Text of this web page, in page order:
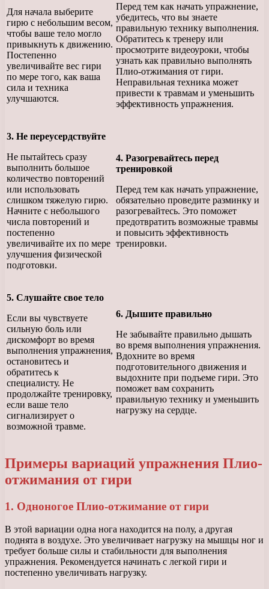
Для начала выберите
гирю с небольшим весом,
чтобы ваше тело могло
привыкнуть к движению.
Постепенно
увеличивайте вес гири
по мере того, как ваша
сила и техника
улучшаются.
Перед тем как начать упражнение,
убедитесь, что вы знаете
правильную технику выполнения.
Обратитесь к тренеру или
просмотрите видеоуроки, чтобы
узнать как правильно выполнять
Плио-отжимания от гири.
Неправильная техника может
привести к травмам и уменьшить
эффективность упражнения.
3. Не переусердствуйте
Не пытайтесь сразу
выполнить большое
количество повторений
или использовать
слишком тяжелую гирю.
Начните с небольшого
числа повторений и
постепенно
увеличивайте их по мере
улучшения физической
подготовки.
4. Разогревайтесь перед
тренировкой
Перед тем как начать упражнение,
обязательно проведите разминку и
разогревайтесь. Это поможет
предотвратить возможные травмы
и повысить эффективность
тренировки.
5. Слушайте свое тело
Если вы чувствуете
сильную боль или
дискомфорт во время
выполнения упражнения,
остановитесь и
обратитесь к
специалисту. Не
продолжайте тренировку,
если ваше тело
сигнализирует о
возможной травме.
6. Дышите правильно
Не забывайте правильно дышать
во время выполнения упражнения.
Вдохните во время
подготовительного движения и
выдохните при подъеме гири. Это
поможет вам сохранить
правильную технику и уменьшить
нагрузку на сердце.
Примеры вариаций упражнения Плио-
отжимания от гири
1. Одноногое Плио-отжимание от гири
В этой вариации одна нога находится на полу, а другая
поднята в воздухе. Это увеличивает нагрузку на мышцы ног и
требует больше силы и стабильности для выполнения
упражнения. Рекомендуется начинать с легкой гири и
постепенно увеличивать нагрузку.